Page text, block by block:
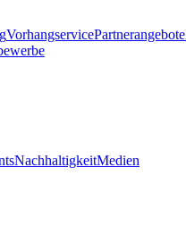
VorhangservicePartnerangebote
NachhaltigkeitMedien